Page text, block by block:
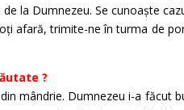
la Dumnezeu. Se cunoaște
afară, trimite-ne în turma de
?
mândrie. Dumnezeu i-a făcut